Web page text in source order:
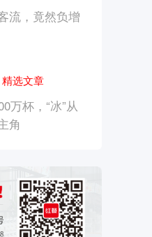
流，竟然负增
精选文章
万杯，“冰”从
角